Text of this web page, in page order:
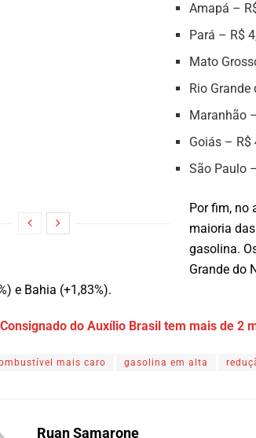
Amapá –
Pará – R$
Mato
Rio
Maranhão
Goiás – R$
São Paulo
Por fim, no
maioria
gasolina.
Grande do
e Bahia (+1,83%).
Consignado do Auxílio Brasil tem mais de 2
mais caro gasolina em alta
Ruan Samarone